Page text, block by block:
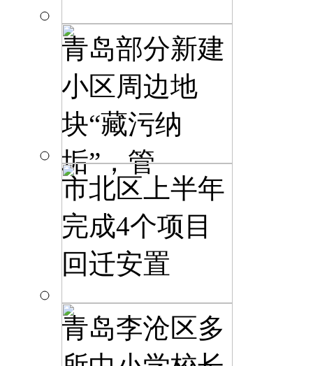
青岛部分新建
小区周边地
块“藏污纳
垢”，管
市北区上半年
完成4个项目
回迁安置
青岛李沧区多